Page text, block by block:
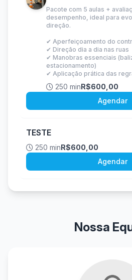
Pacote com 5 aulas +
desempenho, ideal para
direção.
✔ Aperfeiçoamento do
✔ Direção dia a dia nas ruas
✔ Manobras essenciais
estacionamento)
✔ Aplicação prática das
250 minR$600,00
Agendar
TESTE
250 minR$600,00
Agendar
Nossa